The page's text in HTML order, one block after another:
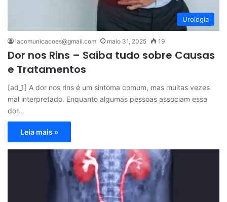
Urologia
lacomunicacoes@gmail.com maio 31, 2025 19
Dor nos Rins – Saiba tudo sobre Causas
e Tratamentos
[ad_1] A dor nos rins é um sintoma comum, mas muitas vezes
mal interpretado. Enquanto algumas pessoas associam essa
dor…
Leia mais »